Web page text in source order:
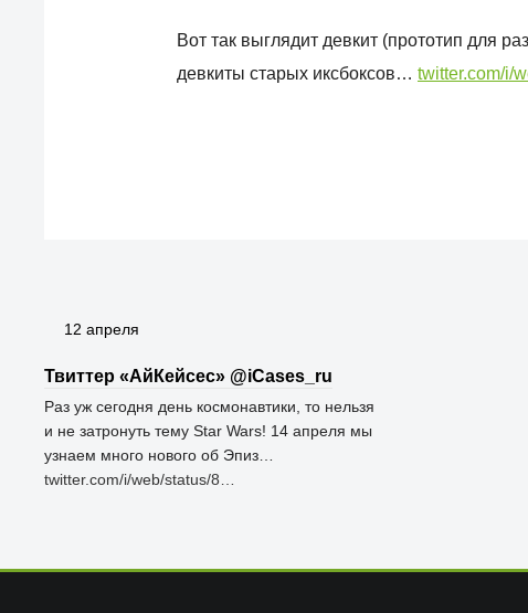
Вот так выглядит девкит (прототип для
девкиты старых иксбоксов… twitter.com/i/
12 апреля
Твиттер «АйКейсес» ‏@iCases_ru
Раз уж сегодня день космонавтики, то нельзя
и не затронуть тему Star Wars! 14 апреля мы
узнаем много нового об Эпиз…
twitter.com/i/web/status/8…